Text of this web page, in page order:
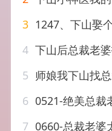
3 1247、下山娶
4 下山后总裁老
5 师娘我下山找
6 0521-绝美总裁
7 0660-总裁老婆